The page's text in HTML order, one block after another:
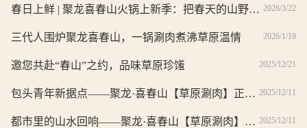
春日上鲜 | 聚龙喜春山火锅上新季：把春天的山野气息，涮进沸腾的汤锅里 2026/3/22
三代人围炉聚龙喜春山，一锅涮肉煮沸草原温情 2026/1/19
邀您共赴“春山”之约，品味草原珍馐 2025/12/21
包头青年新据点——聚龙·喜春山【草原涮肉】正式邀约：来这里，安放你的都市“松弛感” 2025/12/11
都市里的山水回响——聚龙·喜春山【草原涮肉】于包头启幕，定义青年精神栖息新地标 2025/12/11